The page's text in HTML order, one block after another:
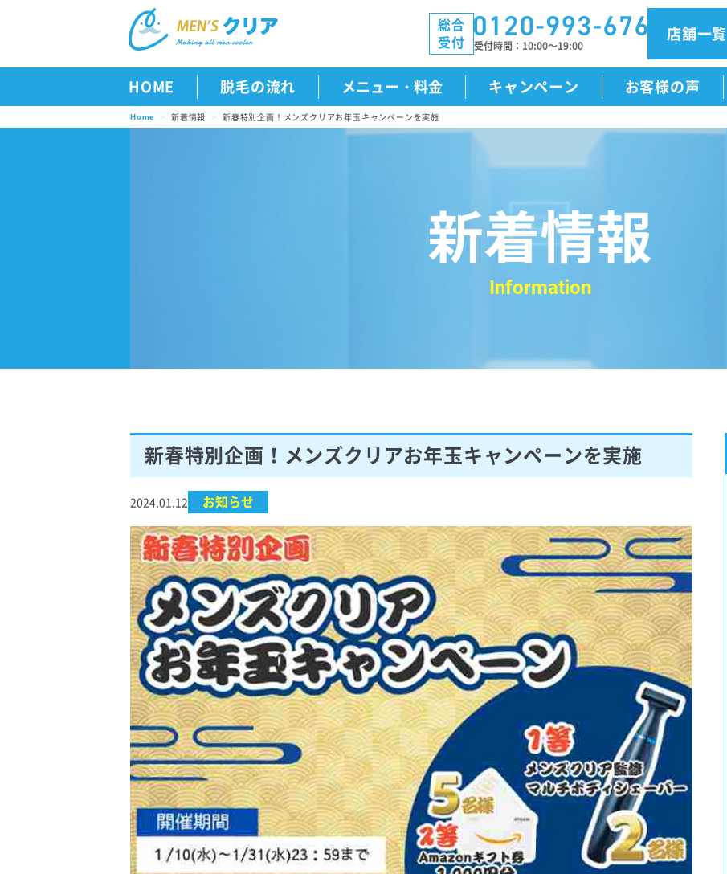
総合
受付
受付時間 10:00～19:00
店舗一覧
HOME 脱毛の流れ メニュー・料金 キャンペーン お客様の声
Home 新着情報 新春特別企画！メンズクリアお年玉キャンペーンを実施
新着情報
新春特別企画！メンズクリアお年玉キャンペーンを実施
2024.01.12 お知らせ